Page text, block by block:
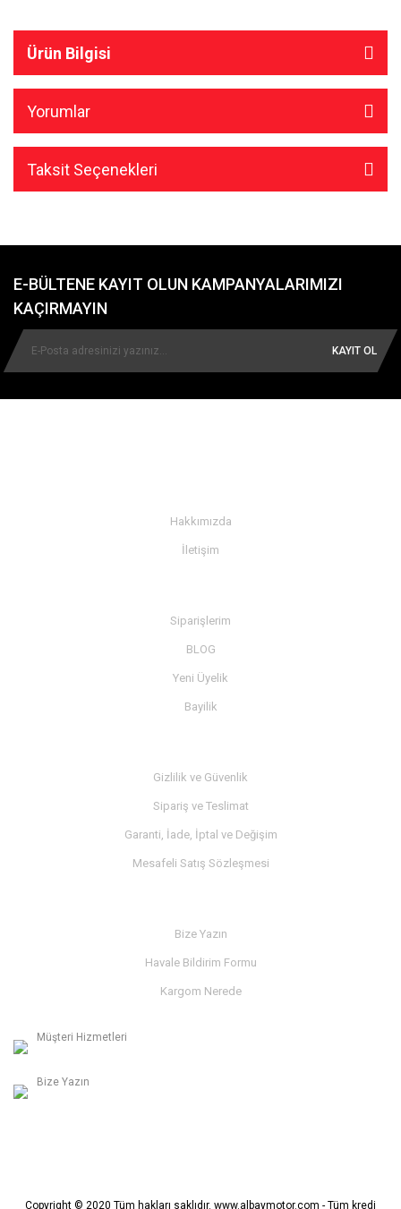
Ürün Bilgisi
Yorumlar
Taksit Seçenekleri
E-BÜLTENE KAYIT OLUN KAMPANYALARIMIZI
KAÇIRMAYIN
KAYIT OL
Hakkımızda
İletişim
Siparişlerim
BLOG
Yeni Üyelik
Bayilik
Gizlilik ve Güvenlik
Sipariş ve Teslimat
Garanti, İade, İptal ve Değişim
Mesafeli Satış Sözleşmesi
Bize Yazın
Havale Bildirim Formu
Kargom Nerede
Müşteri Hizmetleri
Bize Yazın
Copyright © 2020 Tüm hakları saklıdır. www.albaymotor.com - Tüm kredi